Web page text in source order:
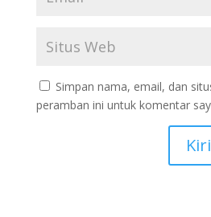
Simpan nama, email, dan
peramban ini untuk komentar